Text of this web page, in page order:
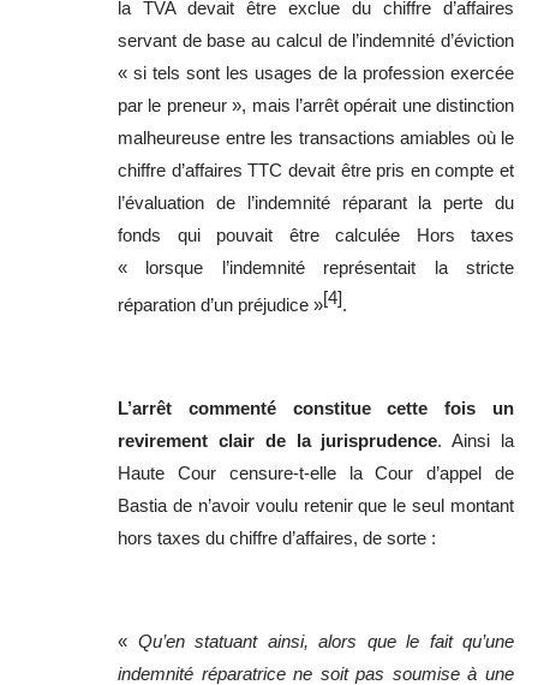
la TVA devait être exclue du chiffre d’affaires
servant de base au calcul de l’indemnité d’éviction
« si tels sont les usages de la profession exercée
par le preneur », mais l’arrêt opérait une distinction
malheureuse entre les transactions amiables où le
chiffre d’affaires TTC devait être pris en compte et
l’évaluation de l’indemnité réparant la perte du
fonds qui pouvait être calculée Hors taxes
« lorsque l’indemnité représentait la stricte
réparation d’un préjudice »[4].
L’arrêt commenté constitue cette fois un
revirement clair de la jurisprudence. Ainsi la
Haute Cour censure-t-elle la Cour d’appel de
Bastia de n’avoir voulu retenir que le seul montant
hors taxes du chiffre d’affaires, de sorte :
« Qu’en statuant ainsi, alors que le fait qu’une
indemnité réparatrice ne soit pas soumise à une